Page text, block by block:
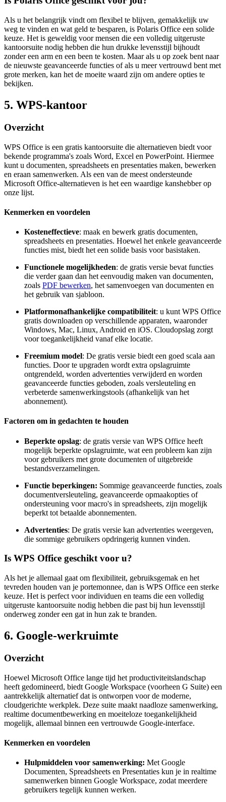
Als u het belangrijk vindt om flexibel te blijven, gemakkelijk uw
weg te vinden en wat geld te besparen, is Polaris Office een solide
keuze. Het is geweldig voor mensen die een volledig uitgeruste
kantoorsuite nodig hebben die hun drukke levensstijl bijhoudt
zonder een arm en een been te kosten. Maar als u op zoek bent naar
de nieuwste geavanceerde functies of als u meer vertrouwd bent met
grote merken, kan het de moeite waard zijn om andere opties te
bekijken.
5. WPS-kantoor
Overzicht
WPS Office is een gratis kantoorsuite die alternatieven biedt voor
bekende programma's zoals Word, Excel en PowerPoint. Hiermee
kunt u documenten, spreadsheets en presentaties maken, bewerken
en eraan samenwerken. Als een van de meest ondersteunde
Microsoft Office-alternatieven is het een waardige kanshebber op
onze lijst.
Kenmerken en voordelen
Kosteneffectieve: maak en bewerk gratis documenten,
spreadsheets en presentaties. Hoewel het enkele geavanceerde
functies mist, biedt het een solide basis voor basistaken.
Functionele mogelijkheden: de gratis versie bevat functies
die verder gaan dan het eenvoudig maken van documenten,
zoals PDF bewerken, het samenvoegen van documenten en
het gebruik van sjabloon.
Platformonafhankelijke compatibiliteit: u kunt WPS Office
gratis downloaden op verschillende apparaten, waaronder
Windows, Mac, Linux, Android en iOS. Cloudopslag zorgt
voor toegankelijkheid vanaf elke locatie.
Freemium model: De gratis versie biedt een goed scala aan
functies. Door te upgraden wordt extra opslagruimte
ontgrendeld, worden advertenties verwijderd en worden
geavanceerde functies geboden, zoals versleuteling en
verbeterde samenwerkingstools (afhankelijk van het
abonnement).
Factoren om in gedachten te houden
Beperkte opslag: de gratis versie van WPS Office heeft
mogelijk beperkte opslagruimte, wat een probleem kan zijn
voor gebruikers met grote documenten of uitgebreide
bestandsverzamelingen.
Functie beperkingen: Sommige geavanceerde functies, zoals
documentversleuteling, geavanceerde opmaakopties of
ondersteuning voor macro's in spreadsheets, zijn mogelijk
beperkt tot betaalde abonnementen.
Advertenties: De gratis versie kan advertenties weergeven,
die sommige gebruikers opdringerig kunnen vinden.
Is WPS Office geschikt voor u?
Als het je allemaal gaat om flexibiliteit, gebruiksgemak en het
tevreden houden van je portemonnee, dan is WPS Office een sterke
keuze. Het is perfect voor individuen en teams die een volledig
uitgeruste kantoorsuite nodig hebben die past bij hun levensstijl
onderweg zonder een gat in hun zak te branden.
6. Google-werkruimte
Overzicht
Hoewel Microsoft Office lange tijd het productiviteitslandschap
heeft gedomineerd, biedt Google Workspace (voorheen G Suite) een
aantrekkelijk alternatief dat is ontworpen voor de moderne,
cloudgerichte werkplek. Deze suite maakt naadloze samenwerking,
realtime documentbewerking en moeiteloze toegankelijkheid
mogelijk, allemaal binnen een vertrouwde Google-interface.
Kenmerken en voordelen
Hulpmiddelen voor samenwerking: Met Google
Documenten, Spreadsheets en Presentaties kun je in realtime
samenwerken binnen Google Workspace, zodat meerdere
gebruikers tegelijk kunnen werken.